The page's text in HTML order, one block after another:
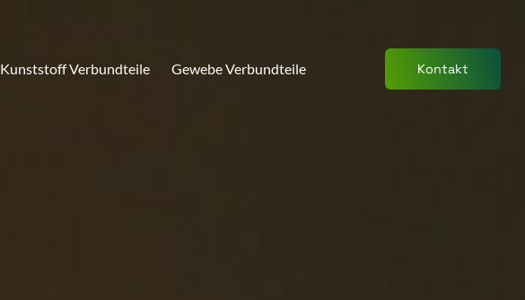
Kunststoff Verbundteile Gewebe Verbundteile Kontakt